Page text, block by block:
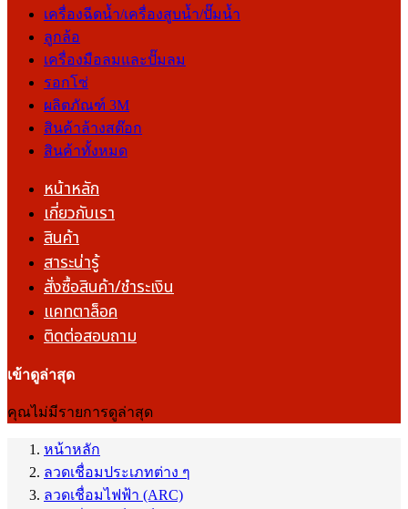
เครื่องฉีดน้ำ/เครื่องสูบน้ำ/ปั๊มน้ำ
ลูกล้อ
เครื่องมือลมและปั๊มลม
รอกโซ่
ผลิตภัณฑ์ 3M
สินค้าล้างสต๊อก
สินค้าทั้งหมด
หน้าหลัก
เกี่ยวกับเรา
สินค้า
สาระน่ารู้
สั่งซื้อสินค้า/ชำระเงิน
แคทตาล็อค
ติดต่อสอบถาม
เข้าดูล่าสุด
คุณไม่มีรายการดูล่าสุด
หน้าหลัก
ลวดเชื่อมประเภทต่าง ๆ
ลวดเชื่อมไฟฟ้า (ARC)